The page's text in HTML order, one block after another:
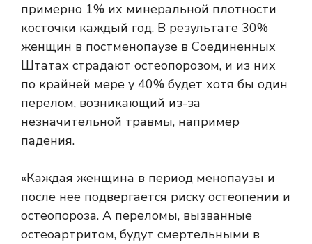
примерно 1% их минеральной плотности
косточки каждый год. В результате 30%
женщин в постменопаузе в Соединенных
Штатах страдают остеопорозом, и из них
по крайней мере у 40% будет хотя бы один
перелом, возникающий из-за
незначительной травмы, например
падения.
«Каждая женщина в период менопаузы и
после нее подвергается риску остеопении и
остеопороза. А переломы, вызванные
остеоартритом, будут смертельными в